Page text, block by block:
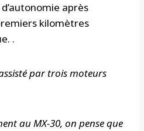
après
kilomètres
.
par trois moteurs
au MX-30, on pense que